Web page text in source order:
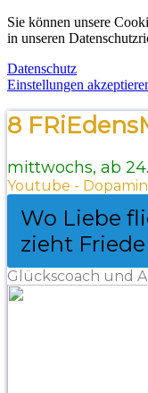
Sie können unsere
in unseren
Datenschutz
Einstellungen
8
mittwochs, ab
Youtube -
Wo Liebe
zieht
Glückscoach und